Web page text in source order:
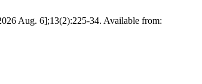
Aug. 6];13(2):225-34. Available from: